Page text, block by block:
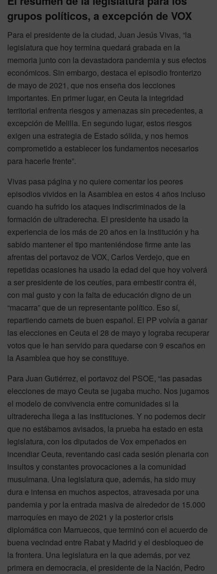
grupos políticos, a excepción de VOX
Para el presidente de la ciudad, Juan Jesús Vivas, “la
legislatura que hoy termina quedará grabada en la
memoria junto con la devastadora pandemia y sus efectos
económicos. Sin embargo, destaca el episodio fronterizo
de mayo de 2021, que nos enseña dos lecciones
importantes. En primer lugar, en Ceuta la integridad
territorial enfrenta riesgos y amenazas sin precedentes, a
excepción de Melilla. En segundo lugar, estos riesgos
exigen una estrategia de Estado sólida, y nos hemos
comprometido a establecer los fundamentos necesarios
para hacerle frente”.
Vivas pasa página y no quiere comentar los peores
episodios vividos en la Asamblea en estos 4 años incluso
cuando ha sufrido los ataques indiscriminados de la
formación de ultraderecha. El presidente ha usado la
experiencia de los más de 20 años en la institución y ha
sabido mantener el tipo manteniéndose firme ante las
afrentas del portavoz de VOX, Carlos Verdejo, que en
repetidas ocasiones ha usado la edad del que hoy volverá
a ser presidente de los ceutíes, para embestir contra él,
con mal gusto y con la falta de educación digno de un
“macarra” que de un representante político. Eso sí,
repartiendo carnets de buen español. El PP volvía a ganar
las elecciones en Ceuta el 28 de mayo y lograba recuperar
votos que le han servido para quedarse con 9 escaños en
la Asamblea que hoy se constituye.
Para Juan Gutiérrez, el portavoz del PSOE, “las pasadas
elecciones de mayo Ceuta se jugaba mucho. Nos jugamos
el modelo de convivencia entre comunidades si la
ultraderecha llega a las instituciones. Y no podemos decir
que no estábamos avisados, la prueba ha estado en esta
legislatura, con los diputados de Vox empeñados en
incendiar Ceuta, reventando casi cada sesión plenaria con
insultos y constantes provocaciones a la comunidad
musulmana. Una legislatura que, además, ha sido muy
dura e intensa en muchos aspectos, atravesada por una
pandemia y por la entrada masiva de alrededor de 15.000
marroquíes en mayo de 2021 y la posterior crisis
diplomática con Marruecos, que terminó con el acuerdo de
buena vecindad entre Rabat y Madrid y el desbloqueo de
la frontera. Una legislatura en la que además, por vez
primera en democracia, el presidente de la Nación, Pedro